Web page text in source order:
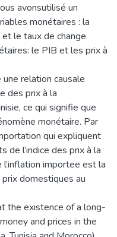
avonsutilisé un
monétaires : la
le taux de change
le PIB et les prix à
relation causale
des prix à la
ce qui signifie que
monétaire. Par
qui expliquent
de l’indice des prix à la
importee est la
domestiques au
the existence of a long-
and prices in the